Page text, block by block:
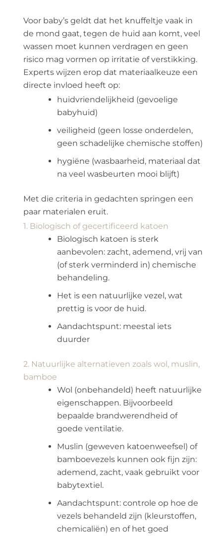
Voor baby’s geldt dat het knuffeltje vaak in
de mond gaat, tegen de huid aan komt, veel
wassen moet kunnen verdragen en geen
risico mag vormen op irritatie of verstikking.
Experts wijzen erop dat materiaalkeuze een
directe invloed heeft op:
huidvriendelijkheid (gevoelige
babyhuid)
veiligheid (geen losse onderdelen,
geen schadelijke chemische stoffen)
hygiëne (wasbaarheid, materiaal dat
na veel wasbeurten mooi blijft)
Met die criteria in gedachten springen een
paar materialen eruit.
1. Biologisch of gecertificeerd katoen
Biologisch katoen is sterk
aanbevolen: zacht, ademend, vrij van
(of sterk verminderd in) chemische
behandeling.
Het is een natuurlijke vezel, wat
prettig is voor de huid.
Aandachtspunt: meestal iets
duurder
2. Natuurlijke alternatieven zoals wol, muslin,
bamboe
Wol (onbehandeld) heeft natuurlijke
eigenschappen. Bijvoorbeeld
bepaalde brandwerendheid of
goede ventilatie.
Muslin (geweven katoenweefsel) of
bamboevezels kunnen ook fijn zijn:
ademend, zacht, vaak gebruikt voor
babytextiel.
Aandachtspunt: controle op hoe de
vezels behandeld zijn (kleurstoffen,
chemicaliën) en of het goed